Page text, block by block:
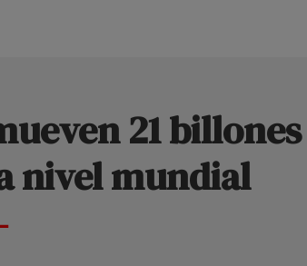
21
nivel mundial